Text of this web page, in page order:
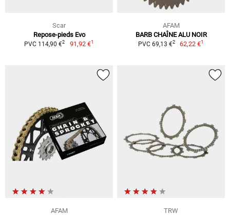
Scar
Repose-pieds Evo
PVC 114,90 €2 91,92 €1
AFAM
BARB CHAÎNE ALU NOIR
PVC 69,13 €2 62,22 €1
AFAM
TRW